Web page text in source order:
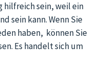
sein, weil ein
sein kann. Wenn Sie
haben, können Sie
Es handelt sich um